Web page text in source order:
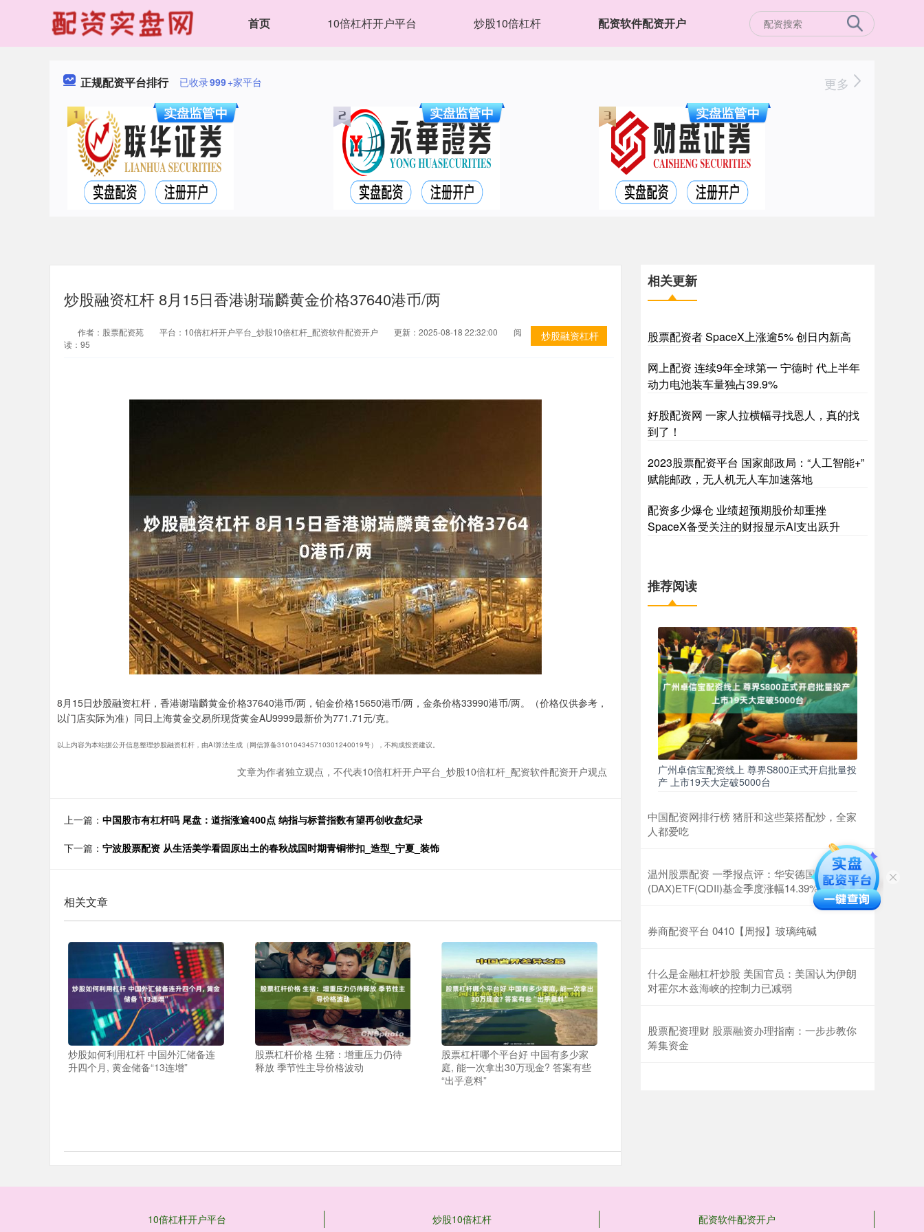
首页 10倍杠杆开户平台 炒股10倍杠杆 配资软件配资开户
正规配资平台排行 已收录999+家平台 更多
炒股融资杠杆 8月15日香港谢瑞麟黄金价格37640港币/两
炒股融资杠杆
作者：股票配资苑 平台：10倍杠杆开户平台_炒股10倍杠杆_配资软件配资开户 更新：2025-08-18 22:32:00
阅
读：95
8月15日炒股融资杠杆，香港谢瑞麟黄金价格37640港币/两，铂金价格15650港币/两，金条价格33990港币/两。（价格仅供参考，
以门店实际为准）同日上海黄金交易所现货黄金AU9999最新价为771.71元/克。
以上内容为本站据公开信息整理炒股融资杠杆，由AI算法生成（网信算备310104345710301240019号），不构成投资建议。
文章为作者独立观点，不代表10倍杠杆开户平台_炒股10倍杠杆_配资软件配资开户观点
上一篇： 中国股市有杠杆吗 尾盘：道指涨逾400点 纳指与标普指数有望再创收盘纪录
下一篇： 宁波股票配资 从生活美学看固原出土的春秋战国时期青铜带扣_造型_宁夏_装饰
相关文章
炒股如何利用杠杆 中国外汇储备连
升四个月, 黄金储备“13连增”
股票杠杆价格 生猪：增重压力仍待
释放 季节性主导价格波动
股票杠杆哪个平台好 中国有多少家
庭, 能一次拿出30万现金? 答案有些
“出乎意料”
相关更新
股票配资者 SpaceX上涨逾5% 创日内新高
网上配资 连续9年全球第一 宁德时 代上半年
动力电池装车量独占39.9%
好股配资网 一家人拉横幅寻找恩人，真的找
到了！
2023股票配资平台 国家邮政局：“人工智能+”
赋能邮政，无人机无人车加速落地
配资多少爆仓 业绩超预期股价却重挫
SpaceX备受关注的财报显示AI支出跃升
推荐阅读
广州卓信宝配资线上 尊界S800正式开启批量投
产 上市19天大定破5000台
中国配资网排行榜 猪肝和这些菜搭配炒，全家
人都爱吃
温州股票配资 一季报点评：华安德国
(DAX)ETF(QDII)基金季度涨幅14.39%
券商配资平台 0410【周报】玻璃纯碱
什么是金融杠杆炒股 美国官员：美国认为伊朗
对霍尔木兹海峡的控制力已减弱
股票配资理财 股票融资办理指南：一步步教你
筹集资金
10倍杠杆开户平台 炒股10倍杠杆 配资软件配资开户